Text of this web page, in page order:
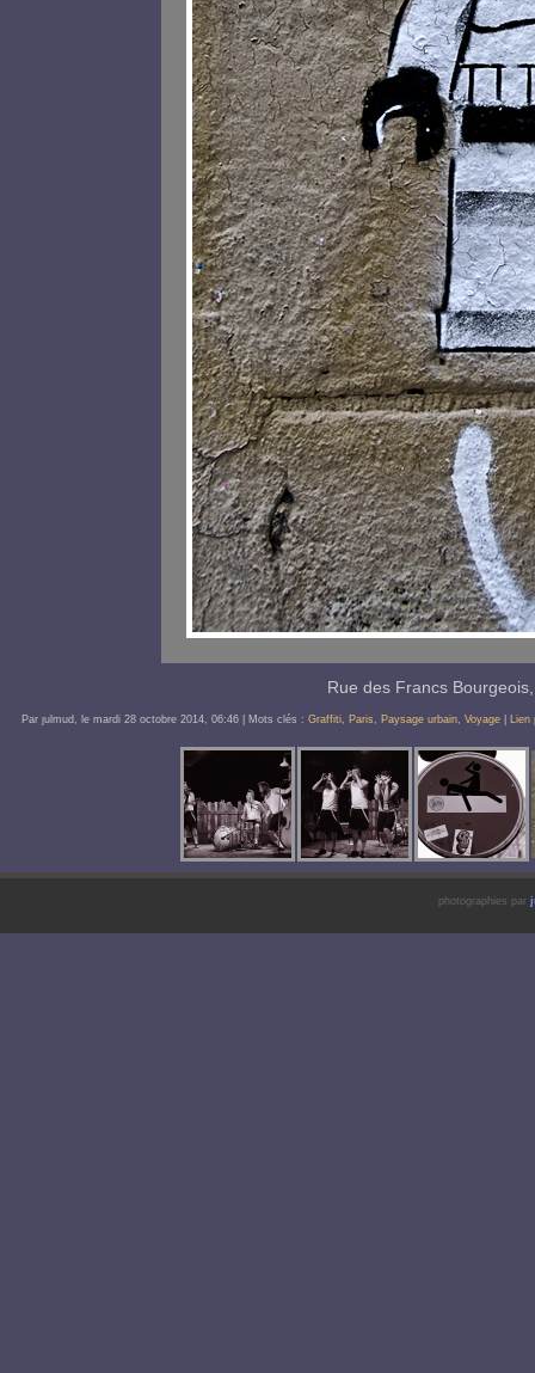
Rue des Francs Bourgeois
Par ȷulmud, lemardi 28 octobre 2014, 06:46 | Mots clés :Graffiti, Paris , Paysage urbain,Voyage Lien
photographies par